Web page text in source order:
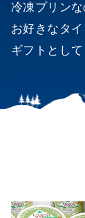
冷凍プリンな
お好きなタ
ギフトとして